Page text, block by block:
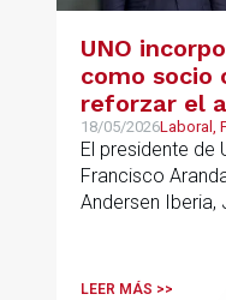
UNO
como socio
reforzar el
jurídico y
logístico
18/05/2026Laboral,
El presidente de
Francisco
Andersen
entidades
LEER MÁS >>